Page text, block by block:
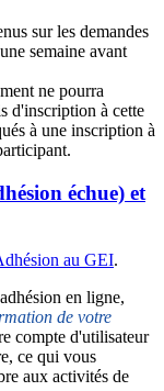
sur les demandes
semaine avant
ne pourra
d'inscription à cette
à une inscription à
échue) et
au GEI.
en ligne,
de votre
compte d'utilisateur
ce qui vous
aux activités de